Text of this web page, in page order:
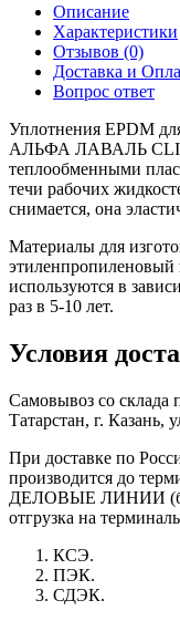
Описание
Характеристики
Отзывов (0)
Доставка и
Вопрос ответ
Уплотнения EPDM
АЛЬФА ЛАВАЛЬ
теплообменными
течи рабочих
снимается, она
Материалы для
этиленпропиленовый
используются в
раз в 5-10 лет.
Условия
Самовывоз со склада
Татарстан, г. Казань,
При доставке по
производится до
ДЕЛОВЫЕ ЛИНИИ
отгрузка на
КСЭ.
ПЭК.
СДЭК.